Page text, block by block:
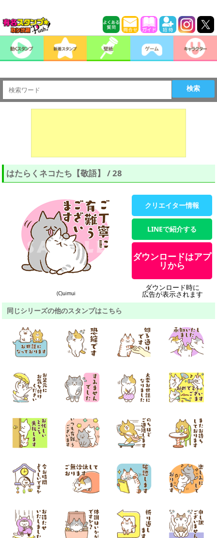
検索
はたらくネコたち【敬語】 / 28
(C)uimui
クリエイター情報
LINEで紹介する
ダウンロードはアプ
リから
ダウンロード時に
広告が表示されます
同じシリーズの他のスタンプはこちら